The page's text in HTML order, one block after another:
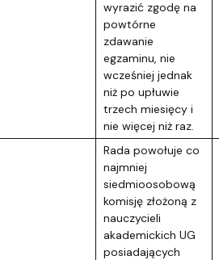
wyrazić zgodę na
powtórne
zdawanie
egzaminu, nie
wcześniej jednak
niż po upłuwie
trzech miesięcy i
nie więcej niż raz.
Rada powołuje co
najmniej
siedmioosobową
komisję złożoną z
nauczycieli
akademickich UG
posiadających